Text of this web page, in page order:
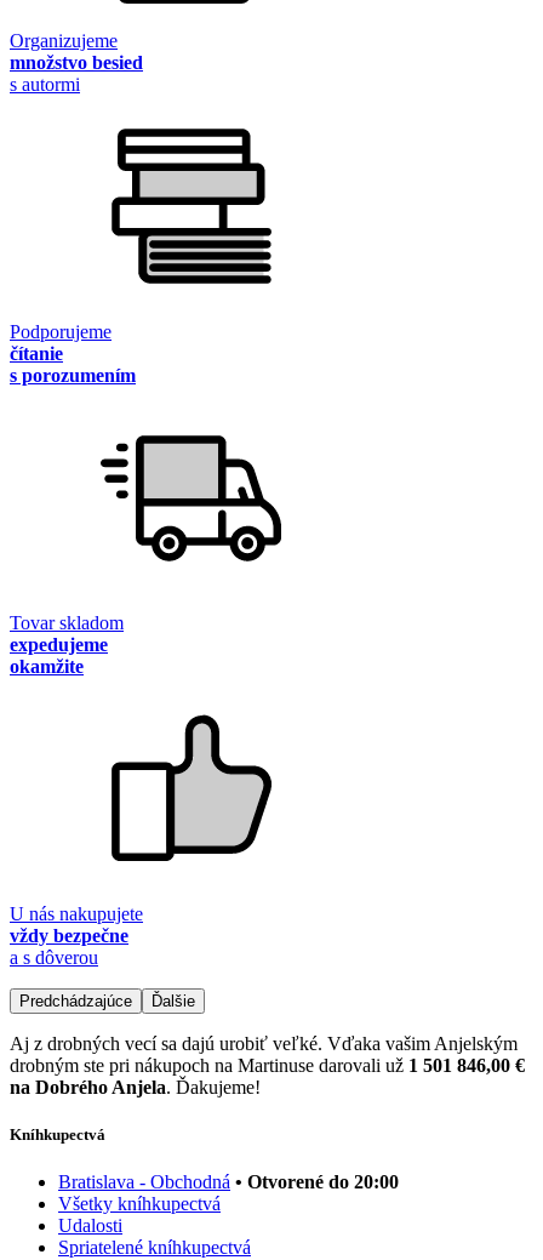
Organizujeme
množstvo besied
s autormi
Podporujeme
čítanie
s porozumením
Tovar skladom
expedujeme
okamžite
U nás nakupujete
vždy bezpečne
a s dôverou
Predchádzajúce Ďalšie
Aj z drobných vecí sa dajú urobiť veľké. Vďaka vašim Anjelským
drobným ste pri nákupoch na Martinuse darovali už 1 501 846,00 €
na Dobrého Anjela. Ďakujeme!
Kníhkupectvá
Bratislava - Obchodná • Otvorené do 20:00
Všetky kníhkupectvá
Udalosti
Spriatelené kníhkupectvá